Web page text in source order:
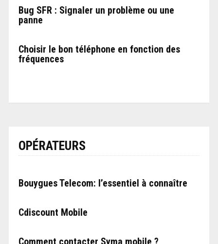
Bug SFR : Signaler un problème ou une
panne
Choisir le bon téléphone en fonction des
fréquences
OPÉRATEURS
Bouygues Telecom: l’essentiel à connaître
Cdiscount Mobile
Comment contacter Syma mobile ?